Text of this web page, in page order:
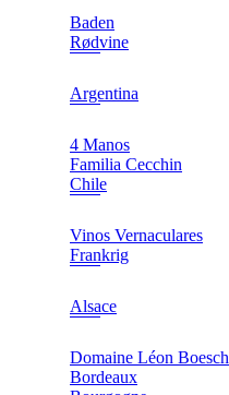
Baden
Rødvine
Argentina
4 Manos
Familia Cecchin
Chile
Vinos Vernaculares
Frankrig
Alsace
Domaine Léon Boesch
Bordeaux